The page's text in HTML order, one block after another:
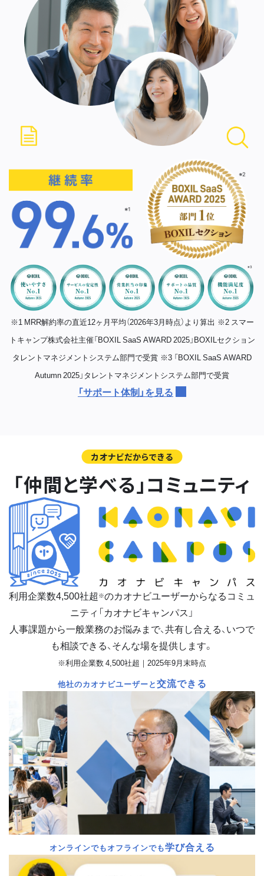
※1 MRR解約率の直近12ヶ月平均（2026年3月時点）より算出 ※2 スマー
トキャンプ株式会社主催「BOXIL SaaS AWARD 2025」BOXILセクション
タレントマネジメントシステム部門で受賞 ※3 「BOXIL SaaS AWARD
Autumn 2025」タレントマネジメントシステム部門で受賞
「サポート体制」を見る
カオナビだからできる
「仲間と学べる」コミュニティ
利用企業数4,500社超 ※のカオナビユーザーからなるコミュ
ニティ「カオナビキャンパス」
人事課題から一般業務のお悩みまで、共有し合える、いつで
も相談できる、そんな場を提供します。
※利用企業数 4,500社超｜2025年9月末時点
他社のカオナビユーザーと交流できる
オンラインでもオフラインでも学び合える